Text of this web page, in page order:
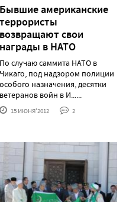
Бывшие американские
террористы
возвращают свои
награды в НАТО
По случаю саммита НАТО в
Чикаго, под надзором полиции
особого назначения, десятки
ветеранов войн в И......
15 ИЮНЯ'2012 2